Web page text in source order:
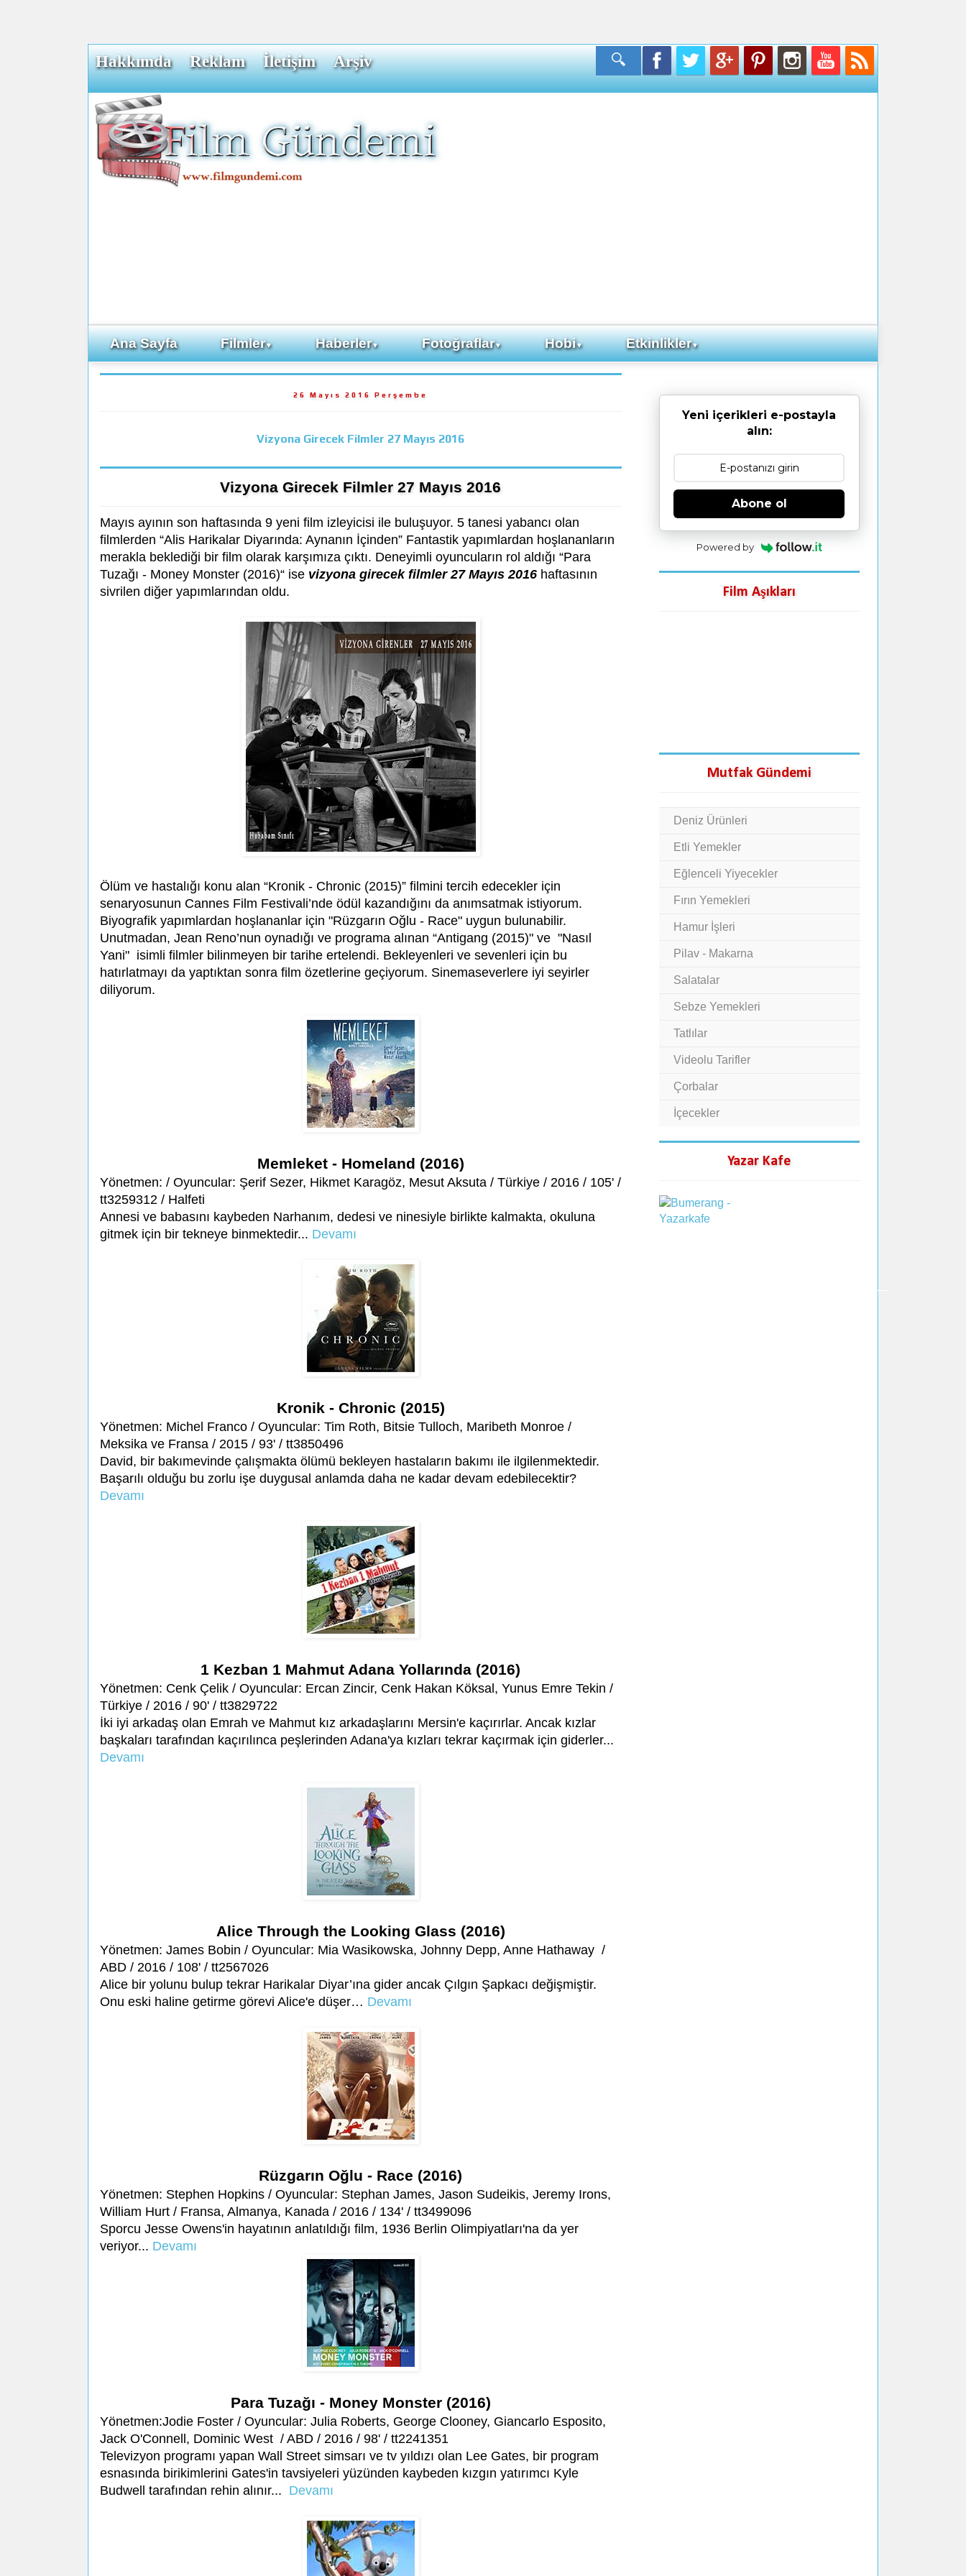
Hakkımda Reklam İletişim Arşiv
Ana Sayfa Filmler▼ Haberler▼ Fotoğraflar▼ Hobi▼ Etkinlikler▼
26 Mayıs 2016 Perşembe
Vizyona Girecek Filmler 27 Mayıs 2016
Vizyona Girecek Filmler 27 Mayıs 2016
Mayıs ayının son haftasında 9 yeni film izleyicisi ile buluşuyor. 5 tanesi yabancı olan
filmlerden “Alis Harikalar Diyarında: Aynanın İçinden” Fantastik yapımlardan hoşlananların
merakla beklediği bir film olarak karşımıza çıktı. Deneyimli oyuncuların rol aldığı “Para
Tuzağı - Money Monster (2016)“ ise vizyona girecek filmler 27 Mayıs 2016 haftasının
sivrilen diğer yapımlarından oldu.
Ölüm ve hastalığı konu alan “Kronik - Chronic (2015)” filmini tercih edecekler için
senaryosunun Cannes Film Festivali’nde ödül kazandığını da anımsatmak istiyorum.
Biyografik yapımlardan hoşlananlar için "Rüzgarın Oğlu - Race" uygun bulunabilir.
Unutmadan, Jean Reno’nun oynadığı ve programa alınan “Antigang (2015)" ve "Nasıl
Yani" isimli filmler bilinmeyen bir tarihe ertelendi. Bekleyenleri ve sevenleri için bu
hatırlatmayı da yaptıktan sonra film özetlerine geçiyorum. Sinemaseverlere iyi seyirler
diliyorum.
Memleket - Homeland (2016)
Yönetmen: / Oyuncular: Şerif Sezer, Hikmet Karagöz, Mesut Aksuta / Türkiye / 2016 / 105' /
tt3259312 / Halfeti
Annesi ve babasını kaybeden Narhanım, dedesi ve ninesiyle birlikte kalmakta, okuluna
gitmek için bir tekneye binmektedir... Devamı
Kronik - Chronic (2015)
Yönetmen: Michel Franco / Oyuncular: Tim Roth, Bitsie Tulloch, Maribeth Monroe /
Meksika ve Fransa / 2015 / 93' / tt3850496
David, bir bakımevinde çalışmakta ölümü bekleyen hastaların bakımı ile ilgilenmektedir.
Başarılı olduğu bu zorlu işe duygusal anlamda daha ne kadar devam edebilecektir?
Devamı
1 Kezban 1 Mahmut Adana Yollarında (2016)
Yönetmen: Cenk Çelik / Oyuncular: Ercan Zincir, Cenk Hakan Köksal, Yunus Emre Tekin /
Türkiye / 2016 / 90' / tt3829722
İki iyi arkadaş olan Emrah ve Mahmut kız arkadaşlarını Mersin'e kaçırırlar. Ancak kızlar
başkaları tarafından kaçırılınca peşlerinden Adana'ya kızları tekrar kaçırmak için giderler...
Devamı
Alice Through the Looking Glass (2016)
Yönetmen: James Bobin / Oyuncular: Mia Wasikowska, Johnny Depp, Anne Hathaway /
ABD / 2016 / 108' / tt2567026
Alice bir yolunu bulup tekrar Harikalar Diyar’ına gider ancak Çılgın Şapkacı değişmiştir.
Onu eski haline getirme görevi Alice'e düşer… Devamı
Rüzgarın Oğlu - Race (2016)
Yönetmen: Stephen Hopkins / Oyuncular: Stephan James, Jason Sudeikis, Jeremy Irons,
William Hurt / Fransa, Almanya, Kanada / 2016 / 134' / tt3499096
Sporcu Jesse Owens'in hayatının anlatıldığı film, 1936 Berlin Olimpiyatları'na da yer
veriyor... Devamı
Para Tuzağı - Money Monster (2016)
Yönetmen:Jodie Foster / Oyuncular: Julia Roberts, George Clooney, Giancarlo Esposito,
Jack O'Connell, Dominic West / ABD / 2016 / 98' / tt2241351
Televizyon programı yapan Wall Street simsarı ve tv yıldızı olan Lee Gates, bir program
esnasında birikimlerini Gates'in tavsiyeleri yüzünden kaybeden kızgın yatırımcı Kyle
Budwell tarafından rehin alınır... Devamı
Yeni içerikleri e-postayla
alın:
Abone ol
Powered by
Film Aşıkları
Mutfak Gündemi
Deniz Ürünleri
Etli Yemekler
Eğlenceli Yiyecekler
Fırın Yemekleri
Hamur İşleri
Pilav - Makarna
Salatalar
Sebze Yemekleri
Tatlılar
Videolu Tarifler
Çorbalar
İçecekler
Yazar Kafe